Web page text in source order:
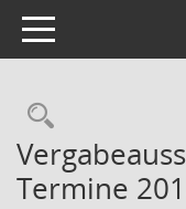
Toggle navigation
Termine